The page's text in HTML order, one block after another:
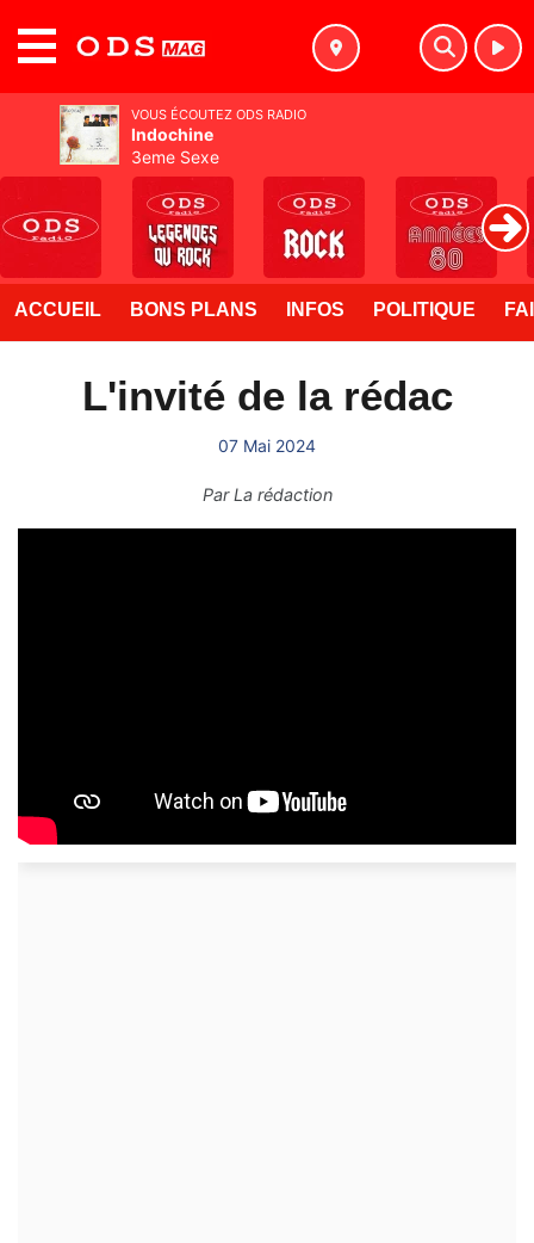
ACCUEIL BONS PLANS INFOS POLITIQUE
L'invité de la rédac
07 Mai 2024
ParLa rédaction
VOUS ÉCOUTEZ ODS RADIO
Indochine
3eme Sexe